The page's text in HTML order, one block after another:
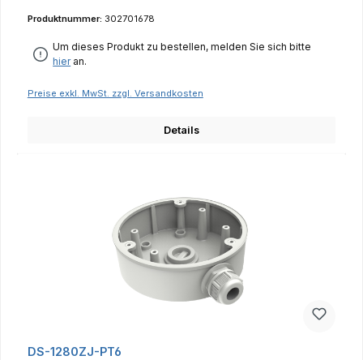
Produktnummer: 302701678
Um dieses Produkt zu bestellen, melden Sie sich bitte
hieran.
Preise exkl. MwSt. zzgl. Versandkosten
Details
DS-1280ZJ-PT6